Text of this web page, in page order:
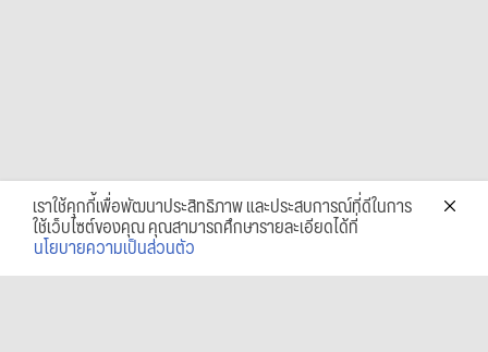
เราใช้คุกกี้เพื่อพัฒนาประสิทธิภาพ และประสบการณ์ที่ดีในการ
ใช้เว็บไซต์ของคุณ คุณสามารถศึกษารายละเอียดได้ที่
นโยบายความเป็นส่วนตัว